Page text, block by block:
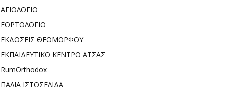
ΑΓΙΟΛΟΓΙΟ
ΕΟΡΤΟΛΟΓΙΟ
ΕΚΔΟΣΕΙΣ ΘΕΟΜΟΡΦΟΥ
ΕΚΠΑΙΔΕΥΤΙΚΟ ΚΕΝΤΡΟ ΑΤΣΑΣ
RumOrthodox
ΠΑΛΙΑ ΙΣΤΟΣΕΛΙΔΑ